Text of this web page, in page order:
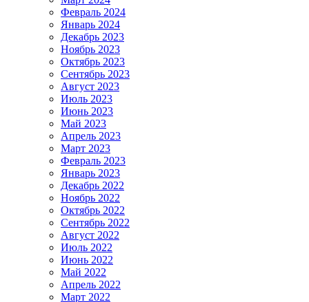
Февраль 2024
Январь 2024
Декабрь 2023
Ноябрь 2023
Октябрь 2023
Сентябрь 2023
Август 2023
Июль 2023
Июнь 2023
Май 2023
Апрель 2023
Март 2023
Февраль 2023
Январь 2023
Декабрь 2022
Ноябрь 2022
Октябрь 2022
Сентябрь 2022
Август 2022
Июль 2022
Июнь 2022
Май 2022
Апрель 2022
Март 2022